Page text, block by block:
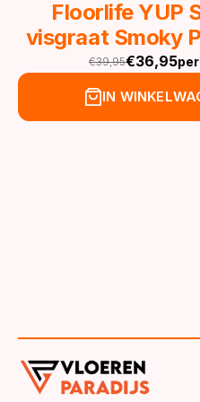
Floorlife YUP
visgraat Smoky
€39,95
Oorspronkelijke
prijs
€36,95
Huidige
prijs
IN